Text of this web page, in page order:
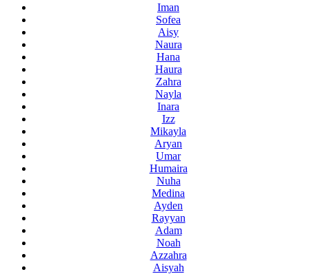
Iman
Sofea
Aisy
Naura
Hana
Haura
Zahra
Nayla
Inara
Izz
Mikayla
Aryan
Umar
Humaira
Nuha
Medina
Ayden
Rayyan
Adam
Noah
Azzahra
Aisyah